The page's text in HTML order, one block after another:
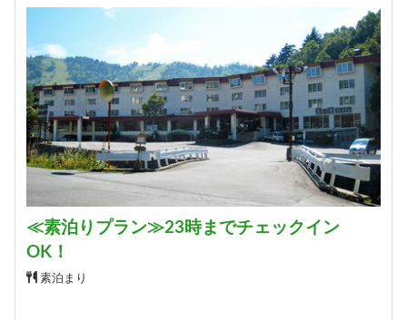
予約する
≪素泊りプラン≫23時までチェックイン
OK！
素泊まり